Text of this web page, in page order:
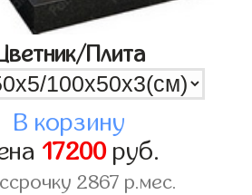
Плита
В корзину
17200руб.
2867 р.мес.